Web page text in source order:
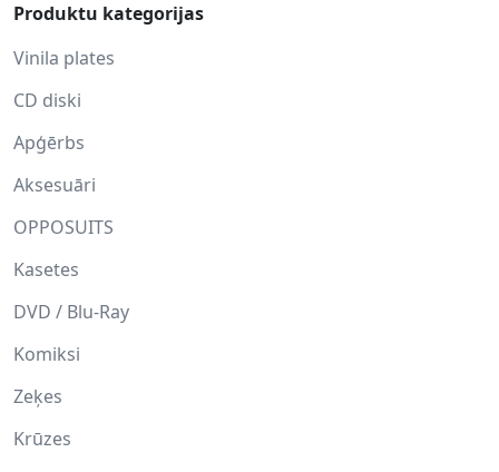
Produktu kategorijas
Vinila plates
CD diski
Apģērbs
Aksesuāri
OPPOSUITS
Kasetes
DVD / Blu-Ray
Komiksi
Zeķes
Krūzes